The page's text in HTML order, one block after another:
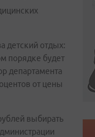
детский отдых:
порядке будет
департамента
от цены
выбирать